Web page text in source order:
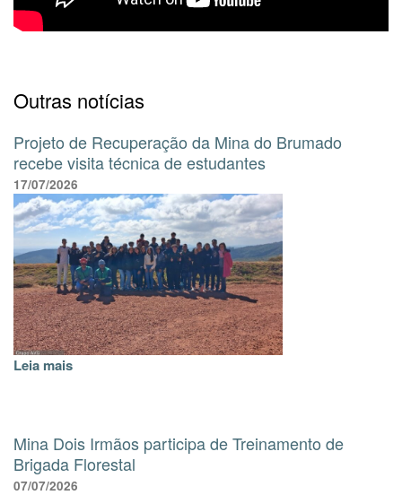
Outras notícias
Projeto de Recuperação da Mina do Brumado
recebe visita técnica de estudantes
17/07/2026
Leia mais
Mina Dois Irmãos participa de Treinamento de
Brigada Florestal
07/07/2026